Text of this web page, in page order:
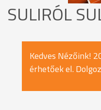
SULIRÓL
Kedves Nézőink!
érhetőek el.